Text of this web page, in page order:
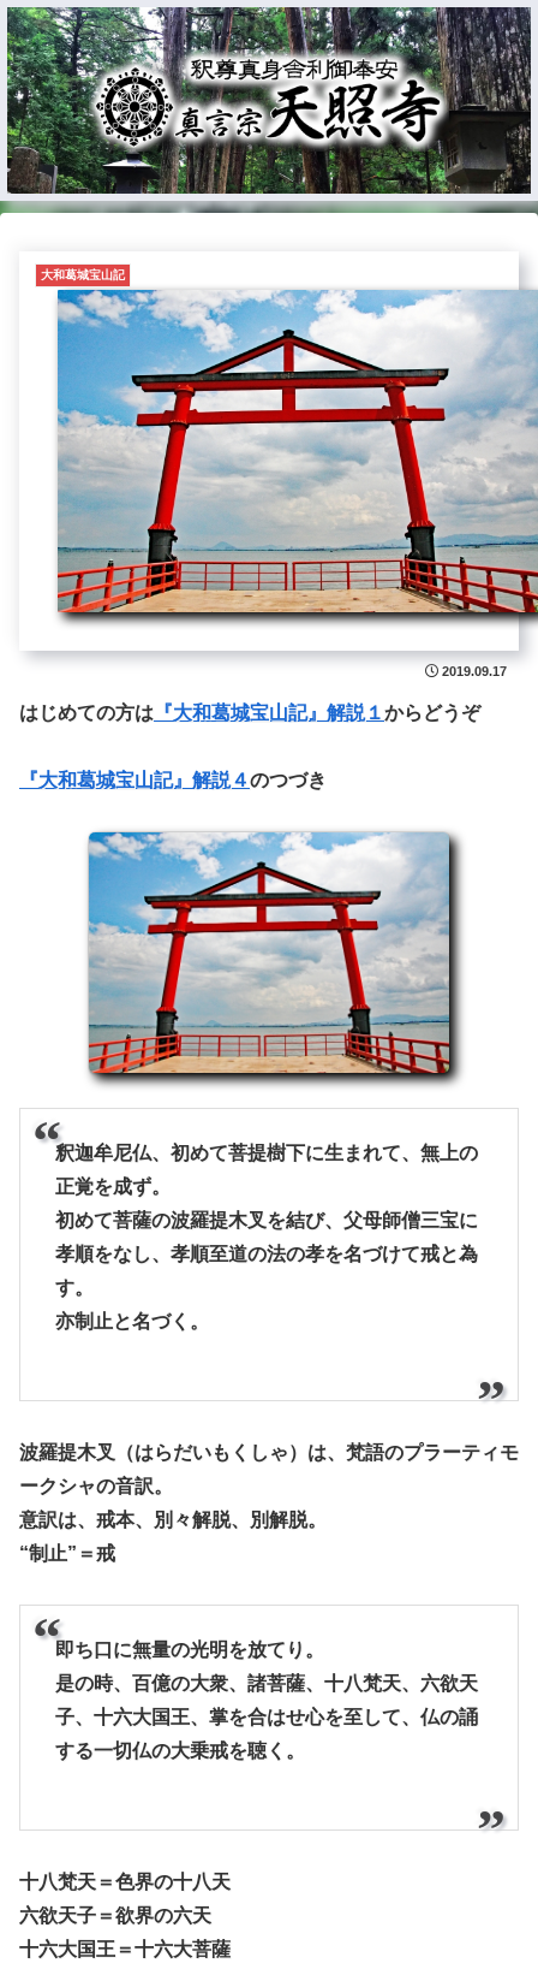
大和葛城宝山記
2019.09.17
はじめての方は 『大和葛城宝山記』解説１からどうぞ
『大和葛城宝山記』解説４のつづき
釈迦牟尼仏、初めて菩提樹下に生まれて、無上の
正覚を成ず。
初めて菩薩の波羅提木叉を結び、父母師僧三宝に
孝順をなし、孝順至道の法の孝を名づけて戒と為
す。
亦制止と名づく。
波羅提木叉（はらだいもくしゃ）は、梵語のプラーティモ
ークシャの音訳。
意訳は、戒本、別々解脱、別解脱。
“制止”＝戒
即ち口に無量の光明を放てり。
是の時、百億の大衆、諸菩薩、十八梵天、六欲天
子、十六大国王、掌を合はせ心を至して、仏の誦
する一切仏の大乗戒を聴く。
十八梵天＝色界の十八天
六欲天子＝欲界の六天
十六大国王＝十六大菩薩